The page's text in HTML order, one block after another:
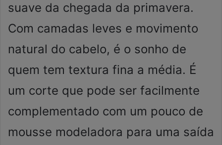
suave da chegada da primavera.
Com camadas leves e movimento
natural do cabelo, é o sonho de
quem tem textura fina a média. É
um corte que pode ser facilmente
complementado com um pouco de
mousse modeladora para uma saída